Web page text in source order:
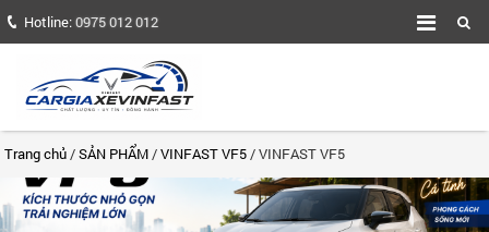
Hotline:0975 012 012
Trang chủ/SẢN PHẨM/VINFAST VF5/ VINFAST VF5